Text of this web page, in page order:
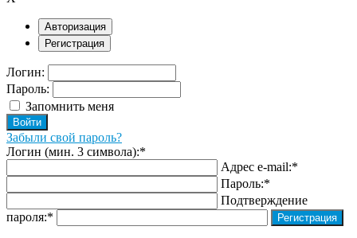
Авторизация
Регистрация
Логин:
Пароль:
Запомнить меня
Забыли свой пароль?
Логин (мин. 3 символа):*
Адрес e-mail:*
Пароль:*
Подтверждение
пароля:*